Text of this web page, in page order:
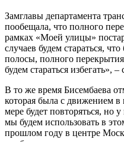
Замглавы департамента
пообещала, что полного
рамках «Моей улицы»
случаев будем стараться,
полосы, полного
будем стараться избегать», –
В то же время Бисембаева
которая была с движением
мере будет повторяться, но
мы будем использовать в
прошлом году в центре